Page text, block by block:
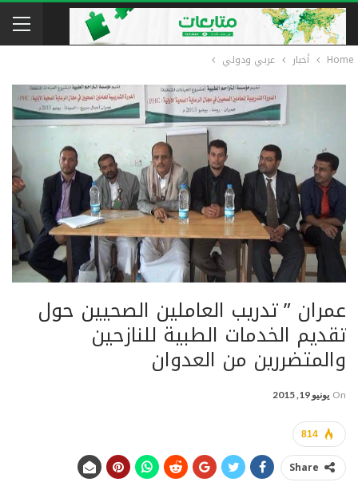
Home أخبار عربي ودولي
عمران ” تدريب العاملين الصحيين حول
تقديم الخدمات الطبية للنازحين
والمتضررين من العدوان
On يونيو 19, 2015
814
Share